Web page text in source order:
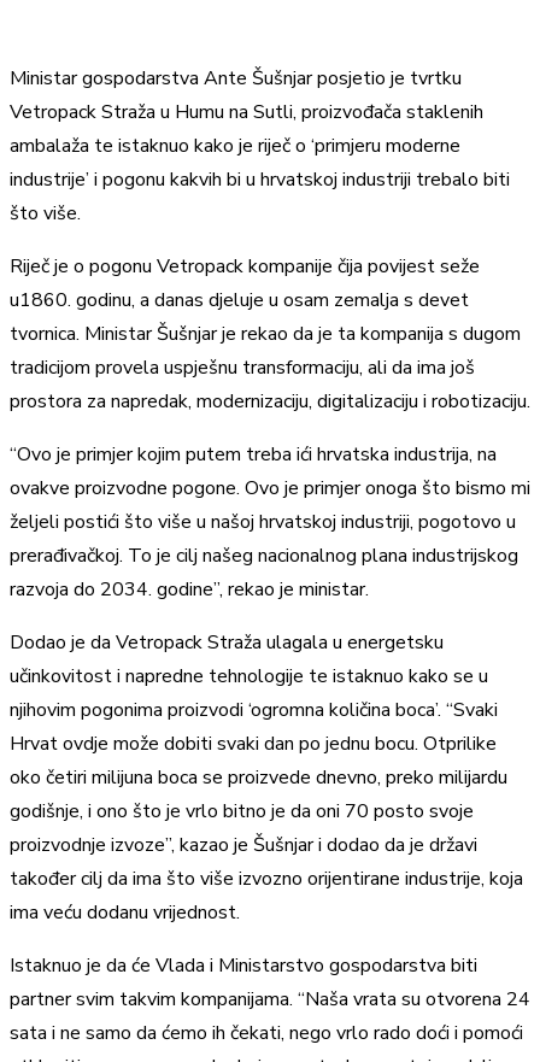
Ministar gospodarstva Ante Šušnjar posjetio je tvrtku
Vetropack Straža u Humu na Sutli, proizvođača staklenih
ambalaža te istaknuo kako je riječ o ‘primjeru moderne
industrije’ i pogonu kakvih bi u hrvatskoj industriji trebalo biti
što više.
Riječ je o pogonu Vetropack kompanije čija povijest seže
u1860. godinu, a danas djeluje u osam zemalja s devet
tvornica. Ministar Šušnjar je rekao da je ta kompanija s dugom
tradicijom provela uspješnu transformaciju, ali da ima još
prostora za napredak, modernizaciju, digitalizaciju i robotizaciju.
“Ovo je primjer kojim putem treba ići hrvatska industrija, na
ovakve proizvodne pogone. Ovo je primjer onoga što bismo mi
željeli postići što više u našoj hrvatskoj industriji, pogotovo u
prerađivačkoj. To je cilj našeg nacionalnog plana industrijskog
razvoja do 2034. godine”, rekao je ministar.
Dodao je da Vetropack Straža ulagala u energetsku
učinkovitost i napredne tehnologije te istaknuo kako se u
njihovim pogonima proizvodi ‘ogromna količina boca’. “Svaki
Hrvat ovdje može dobiti svaki dan po jednu bocu. Otprilike
oko četiri milijuna boca se proizvede dnevno, preko milijardu
godišnje, i ono što je vrlo bitno je da oni 70 posto svoje
proizvodnje izvoze”, kazao je Šušnjar i dodao da je državi
također cilj da ima što više izvozno orijentirane industrije, koja
ima veću dodanu vrijednost.
Istaknuo je da će Vlada i Ministarstvo gospodarstva biti
partner svim takvim kompanijama. “Naša vrata su otvorena 24
sata i ne samo da ćemo ih čekati, nego vrlo rado doći i pomoći